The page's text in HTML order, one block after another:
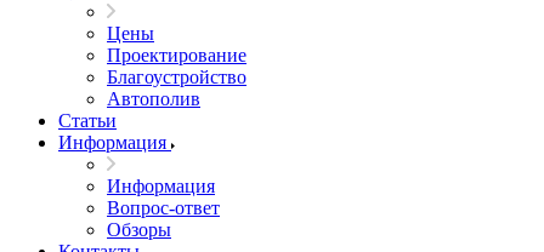
Цены
Проектирование
Благоустройство
Автополив
Статьи
Информация
Информация
Вопрос-ответ
Обзоры